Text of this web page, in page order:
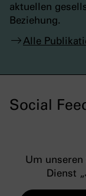
aktuellen
Beziehung.
Alle
Social
Um unseren
Dienst